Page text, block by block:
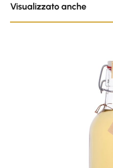
Visualizzato anche